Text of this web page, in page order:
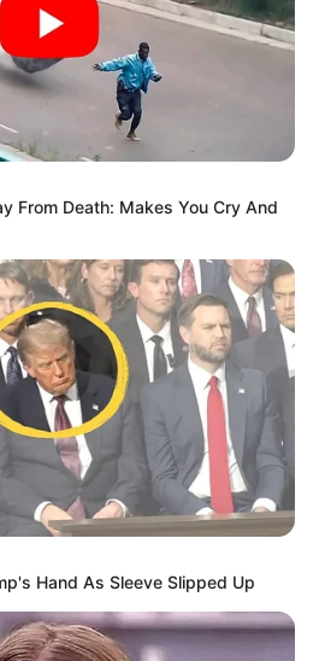
From Death: Makes You Cry And
Hand As Sleeve Slipped Up